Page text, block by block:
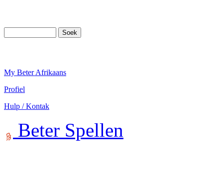
My Beter Afrikaans
Profiel
Hulp / Kontak
Beter Spellen